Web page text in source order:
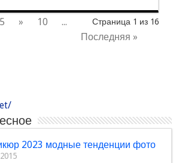
Страница 1 из 16
5 » 10
...
Последняя »
2023 модные тенденции фото